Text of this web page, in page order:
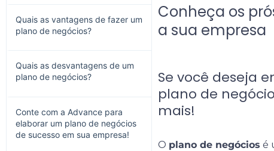
Quais as vantagens de fazer um
plano de negócios?
Quais as desvantagens de um
plano de negócios?
Conte com a Advance para
elaborar um plano de negócios
de sucesso em sua empresa!
Conheça os
a sua empresa
Se você deseja
plano de
mais!
O plano de negócios é